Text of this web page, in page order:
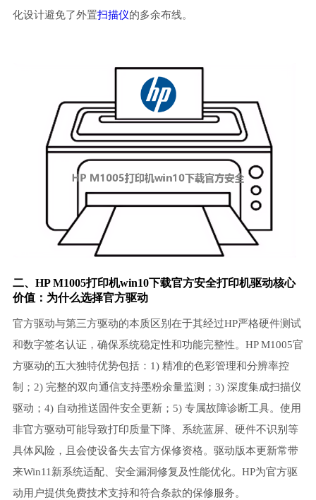
化设计避免了外置扫描仪的多余布线。
二、HP M1005打印机win10下载官方安全打印机驱动核心
价值：为什么选择官方驱动
官方驱动与第三方驱动的本质区别在于其经过HP严格硬件测试
和数字签名认证，确保系统稳定性和功能完整性。HP M1005官
方驱动的五大独特优势包括：1) 精准的色彩管理和分辨率控
制；2) 完整的双向通信支持墨粉余量监测；3) 深度集成扫描仪
驱动；4) 自动推送固件安全更新；5) 专属故障诊断工具。使用
非官方驱动可能导致打印质量下降、系统蓝屏、硬件不识别等
具体风险，且会使设备失去官方保修资格。驱动版本更新常带
来Win11新系统适配、安全漏洞修复及性能优化。HP为官方驱
动用户提供免费技术支持和符合条款的保修服务。